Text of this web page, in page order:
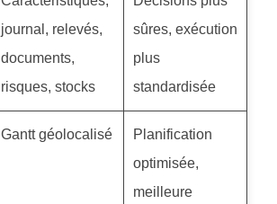
journal, relevés,
documents,
risques, stocks
sûres, exécution
plus
standardisée
Gantt géolocalisé
Planification
optimisée,
meilleure